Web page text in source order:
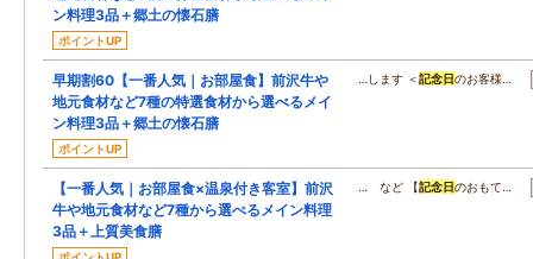
ン料理3品＋郷土の懐石膳
ポイントUP
早期割60【一番人気｜お部屋食】前沢牛や
地元食材など7種の特選食材から選べるメイ
ン料理3品＋郷土の懐石膳
ポイントUP
…します ＜記念日のお客様…
【一番人気｜お部屋食×温泉付き客室】前沢
牛や地元食材など7種から選べるメイン料理
3品＋上質美食膳
… など 【記念日のおもて…